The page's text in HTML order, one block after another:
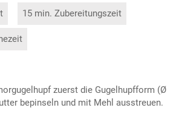
15 min. Zubereitungszeit
zuerst die Gugelhupfform (Ø
bepinseln und mit Mehl ausstreuen.